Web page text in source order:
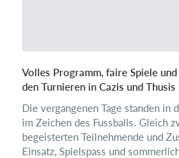
Volles Programm, faire Spiele
den Turnieren in Cazis und Thusis
Die vergangenen Tage standen in
im Zeichen des Fussballs. Gleich
begeisterten Teilnehmende und
Einsatz, Spielspass und